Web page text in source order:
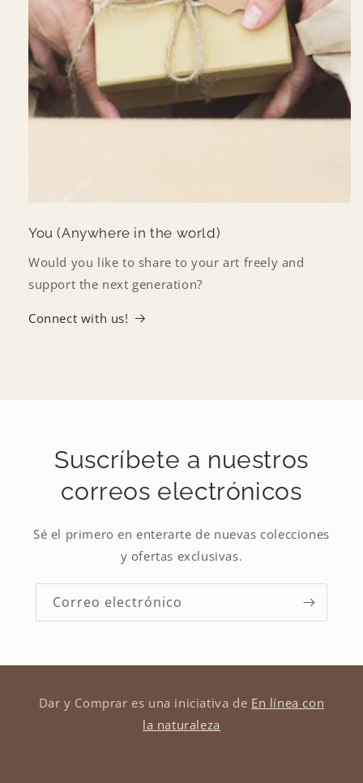
You (Anywhere in the world)
Would you like to share to your art freely and
support the next generation?
Connect with us!
Suscríbete a nuestros
correos electrónicos
Sé el primero en enterarte de nuevas colecciones
y ofertas exclusivas.
Correo electrónico
Dar y Comprar es una iniciativa de En línea con
la naturaleza